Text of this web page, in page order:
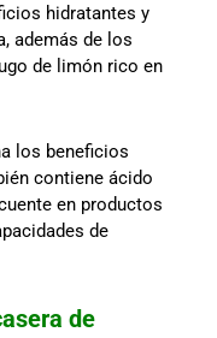
hidratantes y
además de los
de limón rico en
los beneficios
contiene ácido
en productos
de
de